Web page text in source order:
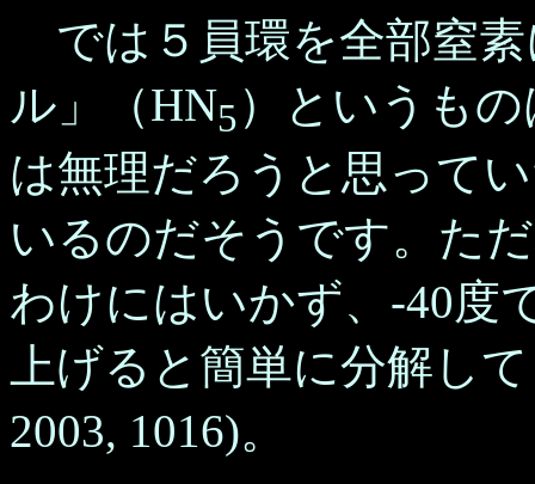
では５員環を全部窒
ル」（HN5）というも
は無理だろうと思って
いるのだそうです。た
わけにはいかず、-40度
上げると簡単に分解し
2003, 1016)。